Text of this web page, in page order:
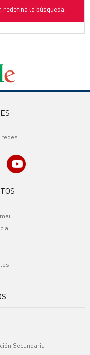
la búsqueda.
Secundaria